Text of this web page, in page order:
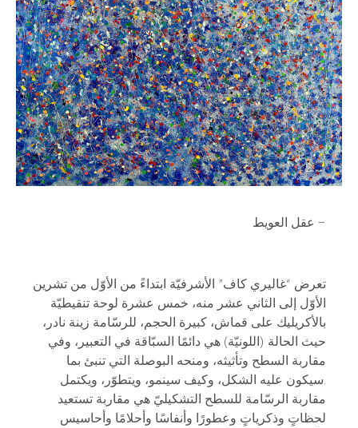
عقل العويط –
تعرض “غاليري كاف” الأشرفيّة ابتداءً من الأوّل من تشرين
الأوّل إلى الثاني عشر منه، خمس عشرة لوحة تنقيطيّة
بالأكريليك على قماش، كبيرة الحجم، للرسّامة زينة نادر،
حيث الحالة (اللونيّة) هي دائمًا السبّاقة في التعبير، وفي
مقاربة السطح وتأثيثه، ومنحه البوصلة التي تنبئ بما
سيكون عليه الشكل، وكيف سينمو، ويتطوّر، ويكتمل.
مقاربة الرسّامة للسطح التشكيليّ هي مقاربة تستعيد
لحظاتٍ وذكرياتٍ وعطورًا وأنفاسًا وأحلامًا وأحاسيس